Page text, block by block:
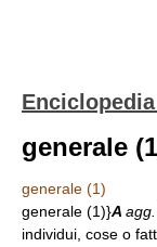
generale
generale (1)
generale (1)}A agg.
individui, cose o